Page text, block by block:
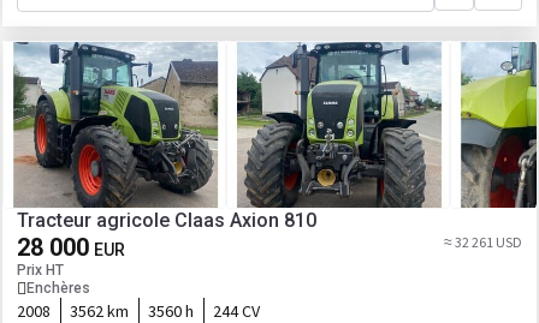
Tracteur agricole Claas Axion 810
28 000 EUR
Prix HT
Enchères
≈ 32 261 USD
2008 3562 km 3560 h
244 CV